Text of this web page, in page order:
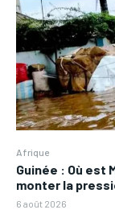
Afrique
Guinée : Où est
monter la
6 août 2026